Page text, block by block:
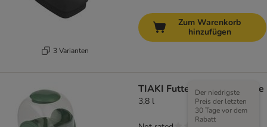
3 Varianten
Zum Warenkorb
hinzufügen
TIAKI Futterspender Bubble
3,8 l
Der niedrigste
Preis der letzten
30 Tage vor dem
Rabatt